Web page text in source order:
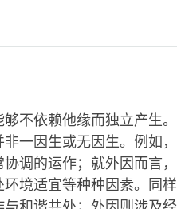
不依赖他缘而独立产生
一因生或无因生。例如
调的运作；就外因而言
境适宜等种种因素。同样